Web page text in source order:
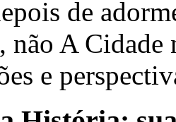
de
não A Cidade
e